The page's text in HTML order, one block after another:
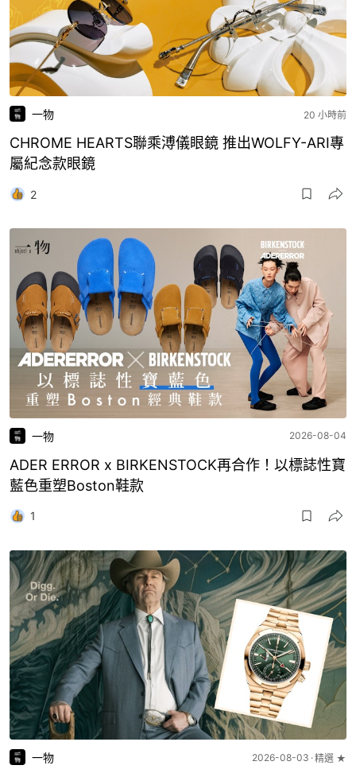
一物 20 小時前
CHROME HEARTS聯乘溥儀眼鏡 推出WOLFY-ARI專
屬紀念款眼鏡
2
一物 2026-08-04
ADER ERROR x BIRKENSTOCK再合作！以標誌性寶
藍色重塑Boston鞋款
1
一物 2026-08-03 精選 ★